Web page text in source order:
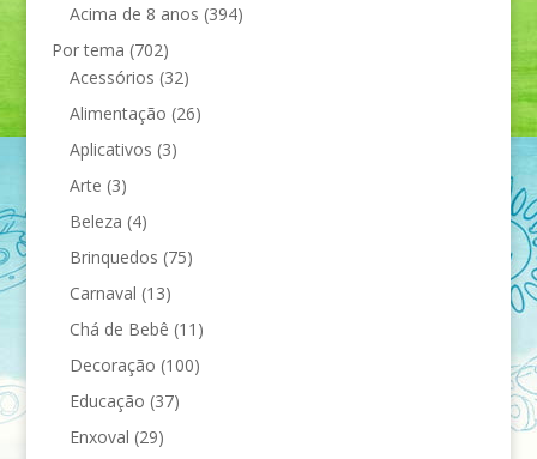
Acima de 8 anos (394)
Por tema (702)
Acessórios (32)
Alimentação (26)
Aplicativos (3)
Arte (3)
Beleza (4)
Brinquedos (75)
Carnaval (13)
Chá de Bebê (11)
Decoração (100)
Educação (37)
Enxoval (29)